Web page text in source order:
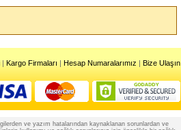
| Kargo Firmaları | Hesap Numaralarımız | Bize Ulaşın
ve yazım hatalarından kaynaklanan sorunlardan ve